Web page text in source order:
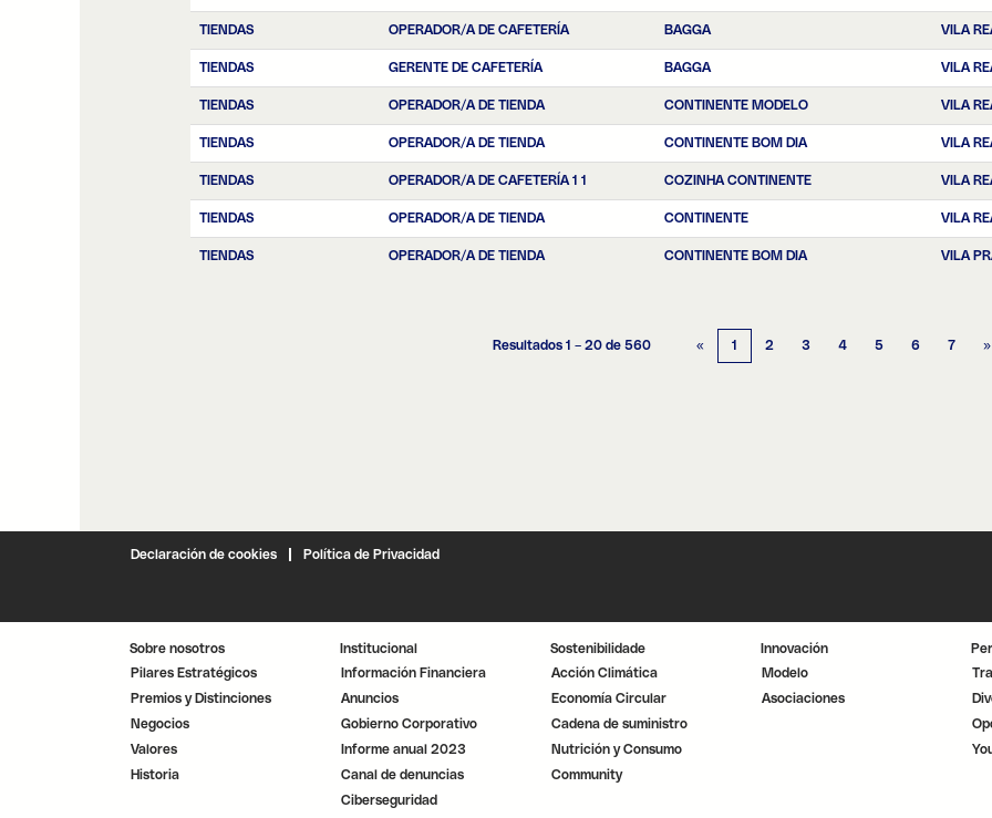
TIENDAS OPERADOR/A DE CAFETERÍA BAGGA VILA
TIENDAS GERENTE DE CAFETERÍA BAGGA VILA
TIENDAS OPERADOR/A DE TIENDA CONTINENTE MODELO VILA
TIENDAS OPERADOR/A DE TIENDA CONTINENTE BOM DIA VILA
TIENDAS OPERADOR/A DE CAFETERÍA 1 1 COZINHA CONTINENTE VILA
TIENDAS OPERADOR/A DE TIENDA CONTINENTE VILA
TIENDAS OPERADOR/A DE TIENDA CONTINENTE BOM DIA VILA
Resultados 1 – 20de 560 « 1 2 3 4 5 6 7 »
Declaración de cookies Política de Privacidad
Sobre nosotros
Pilares Estratégicos
Premios y Distinciones
Negocios
Valores
Historia
Institucional
Información Financiera
Anuncios
Gobierno Corporativo
Informe anual 2023
Canal de denuncias
Ciberseguridad
Sostenibilidade
Acción Climática
Economía Circular
Cadena de suministro
Nutrición y Consumo
Community
Innovación
Modelo
Asociaciones